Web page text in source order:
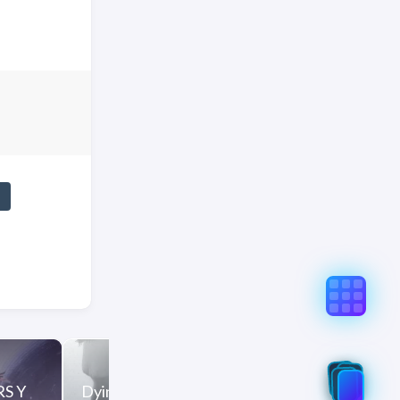
图存在偏差，不代表「非线性列车」观点和立场，请点
Y
Dying Light 2 消逝的光芒
Beast of
回之兽 [DLC